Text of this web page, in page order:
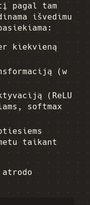
pagal tam
išvedimu
kiekvieną
(w
(ReLU
softmax
taikant